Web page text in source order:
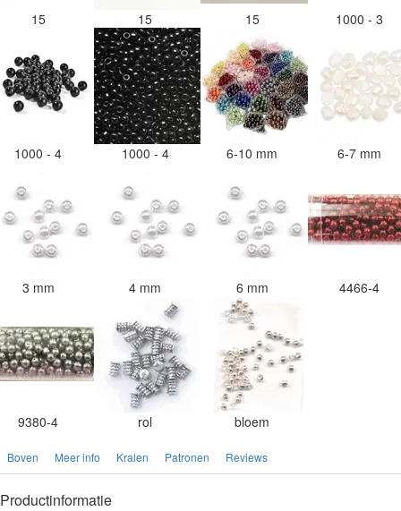
15 15 15 1000 - 3
1000 - 4 1000 - 4 6-10 mm 6-7 mm
3 mm 4 mm 6 mm 4466-4
9380-4 rol bloem
Boven Meer info Kralen Patronen Reviews
Productinformatie